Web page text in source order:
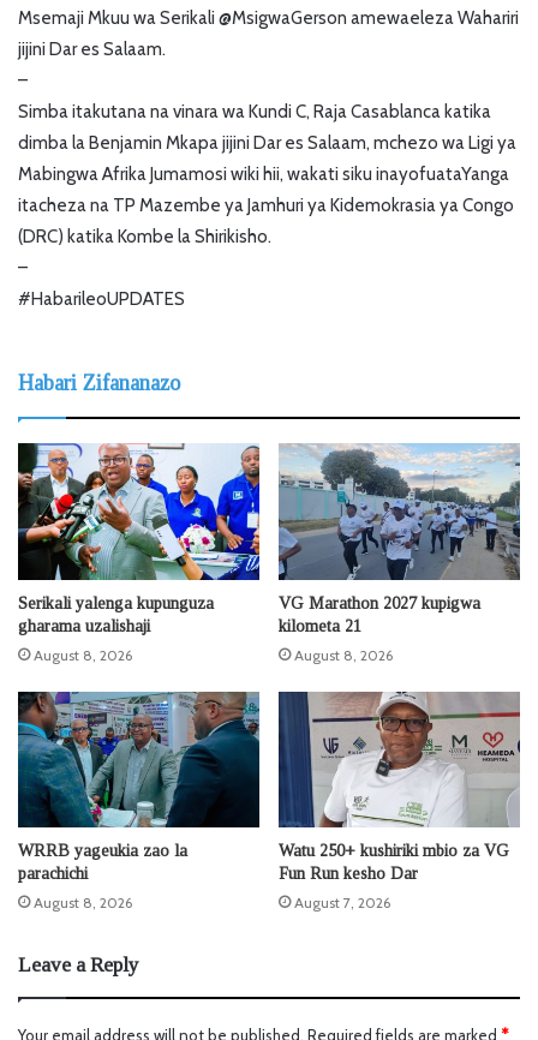
Msemaji Mkuu wa Serikali @MsigwaGerson amewaeleza Wahariri
jijini Dar es Salaam.
–
Simba itakutana na vinara wa Kundi C, Raja Casablanca katika
dimba la Benjamin Mkapa jijini Dar es Salaam, mchezo wa Ligi ya
Mabingwa Afrika Jumamosi wiki hii, wakati siku inayofuataYanga
itacheza na TP Mazembe ya Jamhuri ya Kidemokrasia ya Congo
(DRC) katika Kombe la Shirikisho.
–
#HabarileoUPDATES
Habari Zifananazo
Serikali yalenga kupunguza
gharama uzalishaji
August 8, 2026
VG Marathon 2027 kupigwa
kilometa 21
August 8, 2026
WRRB yageukia zao la
parachichi
August 8, 2026
Watu 250+ kushiriki mbio za VG
Fun Run kesho Dar
August 7, 2026
Leave a Reply
Your email address will not be published. Required fields are marked *